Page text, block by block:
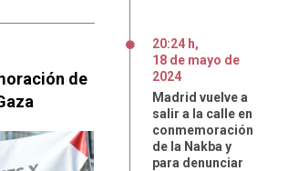
de
20:24 h,
18 de mayo de
2024
Madrid vuelve a
salir a la calle en
conmemoración
de la Nakba y
para denunciar